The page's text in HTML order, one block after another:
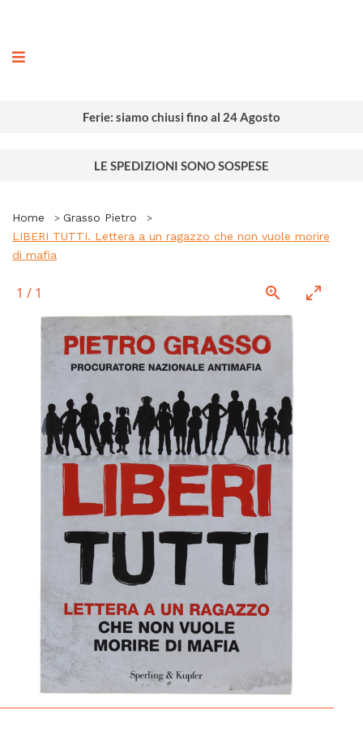
Ferie: siamo chiusi fino al 24 Agosto
LE SPEDIZIONI SONO SOSPESE
Home
Grasso Pietro
LIBERI TUTTI. Lettera a un ragazzo che non vuole morire
di mafia
1 / 1